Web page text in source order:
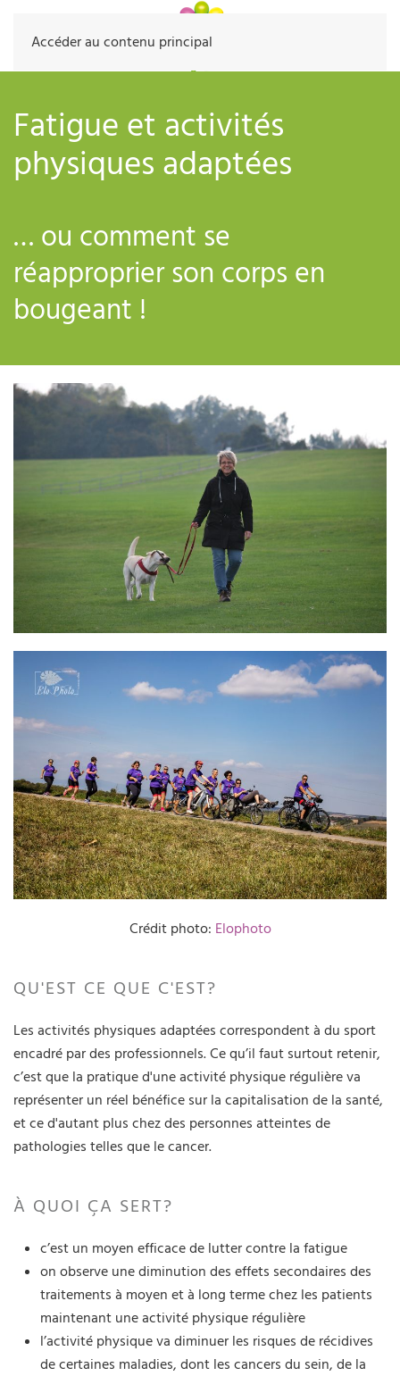
Accéder au contenu principal
Fatigue et activités
physiques adaptées
… ou comment se
réapproprier son corps en
bougeant !
Crédit photo: Elophoto
QU'EST CE QUE C'EST?
Les activités physiques adaptées correspondent à du sport
encadré par des professionnels. Ce qu’il faut surtout retenir,
c’est que la pratique d'une activité physique régulière va
représenter un réel bénéfice sur la capitalisation de la santé,
et ce d'autant plus chez des personnes atteintes de
pathologies telles que le cancer.
À QUOI ÇA SERT?
c’est un moyen efficace de lutter contre la fatigue
on observe une diminution des effets secondaires des
traitements à moyen et à long terme chez les patients
maintenant une activité physique régulière
l’activité physique va diminuer les risques de récidives
de certaines maladies, dont les cancers du sein, de la